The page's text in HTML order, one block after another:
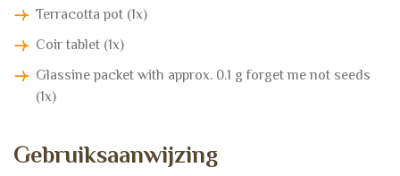
Terracotta pot (1x)
Coir tablet (1x)
Glassine packet with approx. 0.1 g forget me not seeds
(1x)
Gebruiksaanwijzing